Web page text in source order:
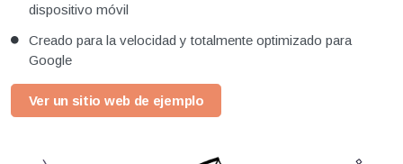
dispositivo móvil
Creado para la velocidad y totalmente optimizado para
Google
Ver un sitio web de ejemplo